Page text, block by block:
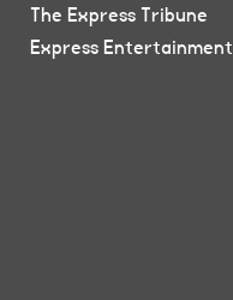
The Express Tribune
Express Entertainment